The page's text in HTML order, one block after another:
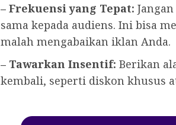
– Frekuensi yang Tepat:
sama kepada audiens. Ini bisa
malah mengabaikan iklan Anda.
– Tawarkan Insentif: Berikan
kembali, seperti diskon khusus